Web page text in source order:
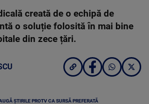
creată de o echipă de
o soluție folosită în mai bine
din zece țări.
ȘTIRILE PROTV CA SURSĂ PREFERATĂ